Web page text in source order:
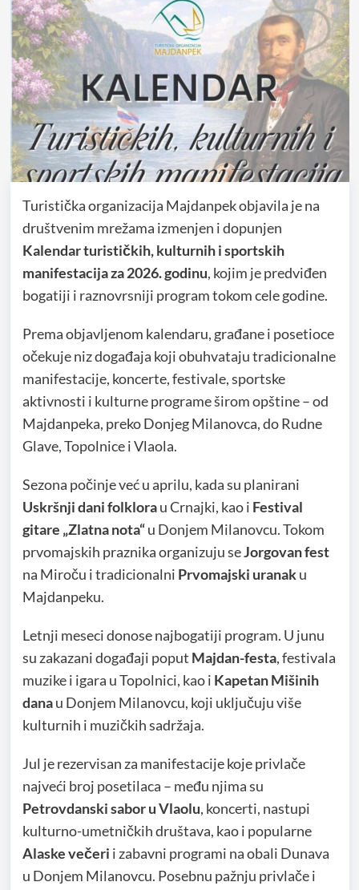
Turistička organizacija Majdanpek objavila je na
društvenim mrežama izmenjen i dopunjen
Kalendar turističkih, kulturnih i sportskih
manifestacija za 2026. godinu, kojim je predviđen
bogatiji i raznovrsniji program tokom cele godine.
Prema objavljenom kalendaru, građane i posetioce
očekuje niz događaja koji obuhvataju tradicionalne
manifestacije, koncerte, festivale, sportske
aktivnosti i kulturne programe širom opštine – od
Majdanpeka, preko Donjeg Milanovca, do Rudne
Glave, Topolnice i Vlaola.
Sezona počinje već u aprilu, kada su planirani
Uskršnji dani folklorau Crnajki, kao i Festival
gitare „Zlatna nota“u Donjem Milanovcu. Tokom
prvomajskih praznika organizuju seJorgovan fest
na Miroču i tradicionalni Prvomajski uranaku
Majdanpeku.
Letnji meseci donose najbogatiji program. U junu
su zakazani događaji poput Majdan-festa, festivala
muzike i igara u Topolnici, kao i Kapetan Mišinih
danau Donjem Milanovcu, koji uključuju više
kulturnih i muzičkih sadržaja.
Jul je rezervisan za manifestacije koje privlače
najveći broj posetilaca – među njima su
Petrovdanski sabor u Vlaolu, koncerti, nastupi
kulturno-umetničkih društava, kao i popularne
Alaske večeri i zabavni programi na obali Dunava
u Donjem Milanovcu. Posebnu pažnju privlače i